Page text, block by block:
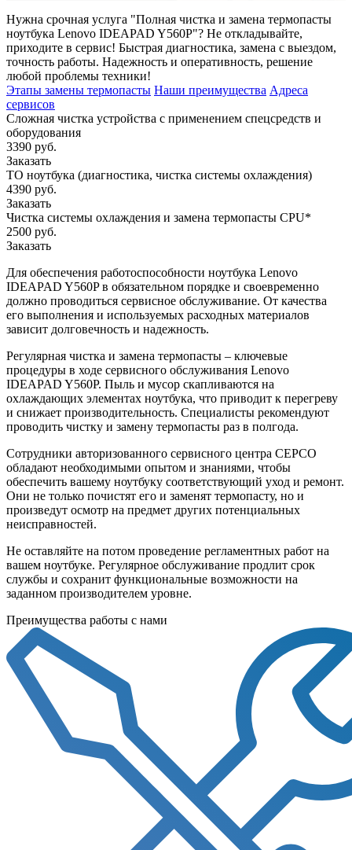
Нужна срочная услуга "Полная чистка и замена термопасты
ноутбука Lenovo IDEAPAD Y560P"? Не откладывайте,
приходите в сервис! Быстрая диагностика, замена с выездом,
точность работы. Надежность и оперативность, решение
любой проблемы техники!
Этапы замены термопасты Наши преимущества Адреса
сервисов
Сложная чистка устройства с применением спецсредств и
оборудования
3390 руб.
Заказать
ТО ноутбука (диагностика, чистка системы охлаждения)
4390 руб.
Заказать
Чистка системы охлаждения и замена термопасты CPU*
2500 руб.
Заказать
Для обеспечения работоспособности ноутбука Lenovo
IDEAPAD Y560P в обязательном порядке и своевременно
должно проводиться сервисное обслуживание. От качества
его выполнения и используемых расходных материалов
зависит долговечность и надежность.
Регулярная чистка и замена термопасты – ключевые
процедуры в ходе сервисного обслуживания Lenovo
IDEAPAD Y560P. Пыль и мусор скапливаются на
охлаждающих элементах ноутбука, что приводит к перегреву
и снижает производительность. Специалисты рекомендуют
проводить чистку и замену термопасты раз в полгода.
Сотрудники авторизованного сервисного центра СЕРСО
обладают необходимыми опытом и знаниями, чтобы
обеспечить вашему ноутбуку соответствующий уход и ремонт.
Они не только почистят его и заменят термопасту, но и
произведут осмотр на предмет других потенциальных
неисправностей.
Не оставляйте на потом проведение регламентных работ на
вашем ноутбуке. Регулярное обслуживание продлит срок
службы и сохранит функциональные возможности на
заданном производителем уровне.
Преимущества работы с нами